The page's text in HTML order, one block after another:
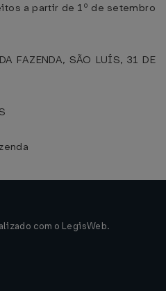
a partir de 1º de setembro
FAZENDA, SÃO LUÍS, 31 DE
com o LegisWeb.